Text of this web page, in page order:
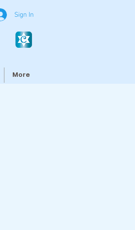
Sign In
More